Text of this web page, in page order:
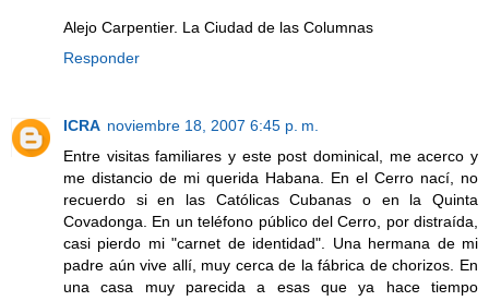
Alejo Carpentier. La Ciudad de las Columnas
Responder
ICRA noviembre 18, 2007 6:45 p. m.
Entre visitas familiares y este post dominical, me acerco y
me distancio de mi querida Habana. En el Cerro nací, no
recuerdo si en las Católicas Cubanas o en la Quinta
Covadonga. En un teléfono público del Cerro, por distraída,
casi pierdo mi "carnet de identidad". Una hermana de mi
padre aún vive allí, muy cerca de la fábrica de chorizos. En
una casa muy parecida a esas que ya hace tiempo